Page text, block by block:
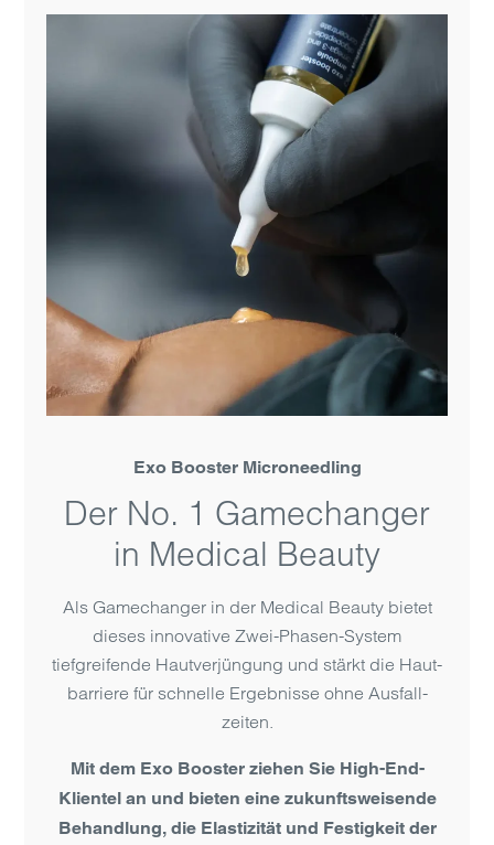
Exo Booster Microneedling
Der No. 1 Gamechanger
in Medical Beauty
Als Game­changer in der Medical Beauty bietet
dieses innovative Zwei-Phasen-System
tiefgreifende Haut­verjüngung und stärkt die Haut­
barriere für schnelle Ergeb­nisse ohne Ausfall­
zeiten.
Mit dem Exo Booster ziehen Sie High-End-
Klientel an und bieten eine zukunfts­weisende
Behand­lung, die Elasti­zität und Festig­keit der